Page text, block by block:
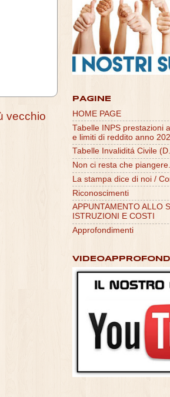
vecchio
PAGINE
HOME PAGE
Tabelle INPS prestazioni
e limiti di reddito anno
Tabelle Invaliditá Civile
Non ci resta che
La stampa dice di noi /
Riconoscimenti
APPUNTAMENTO ALLO
ISTRUZIONI E COSTI
Approfondimenti